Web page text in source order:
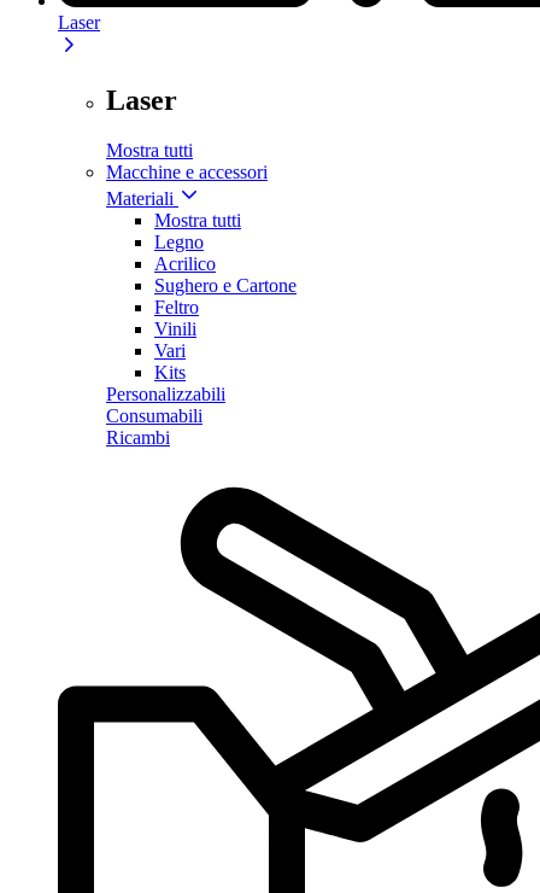
Laser
Laser
Mostra tutti
Macchine e accessori
Materiali
Mostra tutti
Legno
Acrilico
Sughero e Cartone
Feltro
Vinili
Vari
Kits
Personalizzabili
Consumabili
Ricambi